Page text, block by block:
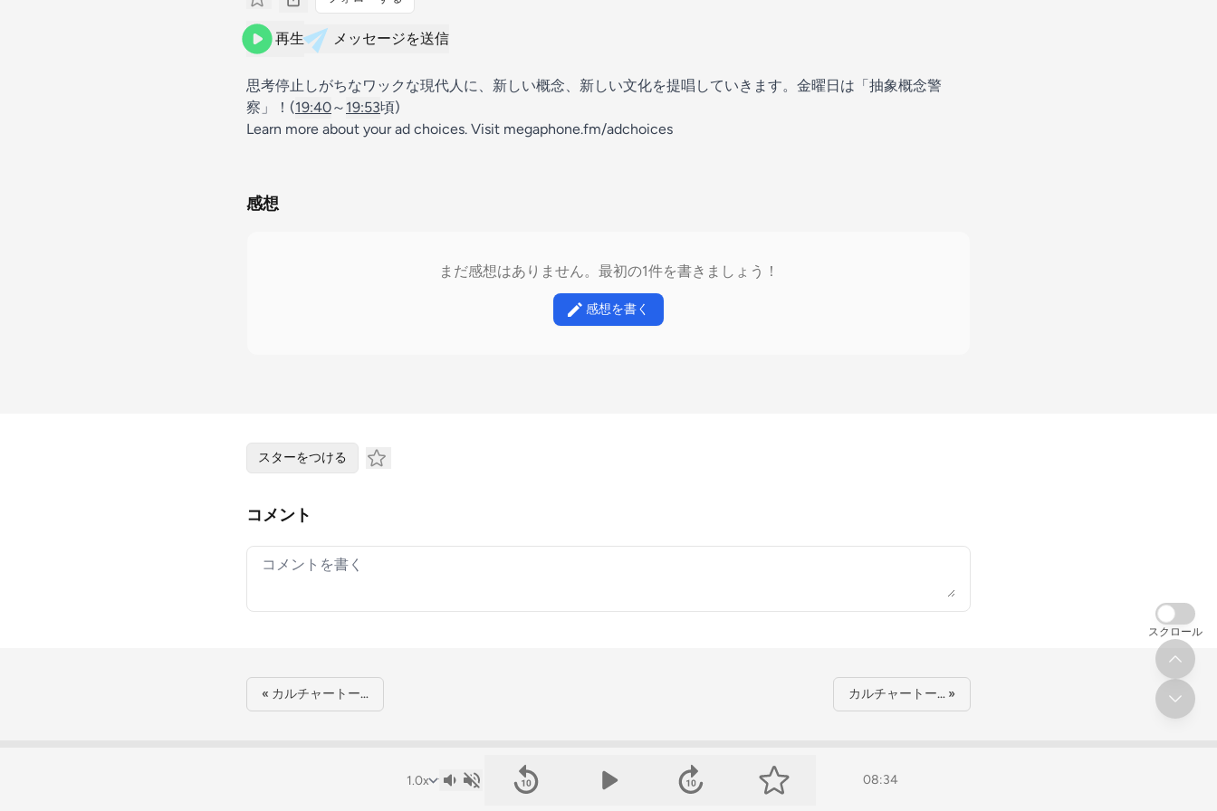
再生 メッセージを送信
思考停止しがちなワックな現代人に、新しい概念、新しい文化を提唱していきます。金曜日は「抽象概念警
察」！(19:40～ 19:53頃)
Learn more about your ad choices. Visit megaphone.fm/adchoices
感想
まだ感想はありません。最初の1件を書きましょう！
感想を書く
08:34
スターをつける
コメント
Your comment
« カルチャートー… カルチャートー… »
スクロール